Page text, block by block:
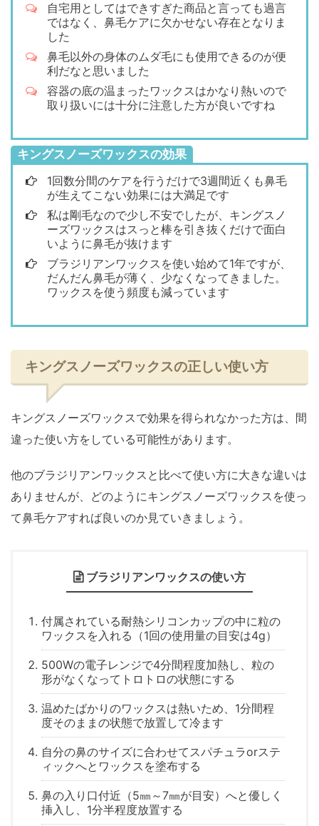
自宅用としてはできすぎた商品と言っても過言
ではなく、鼻毛ケアに欠かせない存在となりま
した
鼻毛以外の身体のムダ毛にも使用できるのが便
利だなと思いました
容器の底の温まったワックスはかなり熱いので
取り扱いには十分に注意した方が良いですね
キングスノーズワックスの効果
1回数分間のケアを行うだけで3週間近くも鼻毛
が生えてこない効果には大満足です
私は剛毛なので少し不安でしたが、キングスノ
ーズワックスはスっと棒を引き抜くだけで面白
いように鼻毛が抜けます
ブラジリアンワックスを使い始めて1年ですが、
だんだん鼻毛が薄く、少なくなってきました。
ワックスを使う頻度も減っています
キングスノーズワックスの正しい使い方
キングスノーズワックスで効果を得られなかった方は、間
違った使い方をしている可能性があります。
他のブラジリアンワックスと比べて使い方に大きな違いは
ありませんが、どのようにキングスノーズワックスを使っ
て鼻毛ケアすれば良いのか見ていきましょう。
ブラジリアンワックスの使い方
付属されている耐熱シリコンカップの中に粒の
ワックスを入れる（1回の使用量の目安は4g）
500Wの電子レンジで4分間程度加熱し、粒の
形がなくなってトロトロの状態にする
温めたばかりのワックスは熱いため、1分間程
度そのままの状態で放置して冷ます
自分の鼻のサイズに合わせてスパチュラorステ
ィックへとワックスを塗布する
鼻の入り口付近（5㎜～7㎜が目安）へと優しく
挿入し、1分半程度放置する